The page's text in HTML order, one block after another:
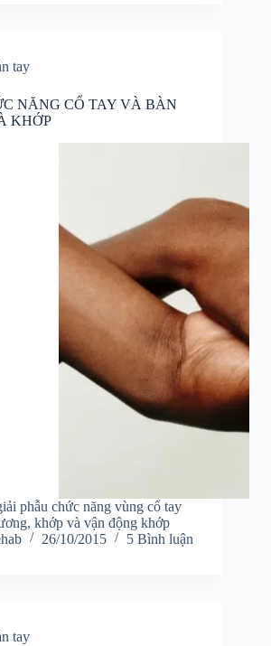
tay
NĂNG CỔ TAY VÀ BÀN
KHỚP
phẫu chức năng vùng cổ tay
khớp và vận động khớp
26/10/2015 5 Bình luận
tay